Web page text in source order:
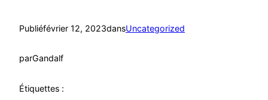
Publiéfévrier 12, 2023dansUncategorized
parGandalf
Étiquettes :